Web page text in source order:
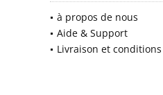
à propos de nous
Aide & Support
Livraison et